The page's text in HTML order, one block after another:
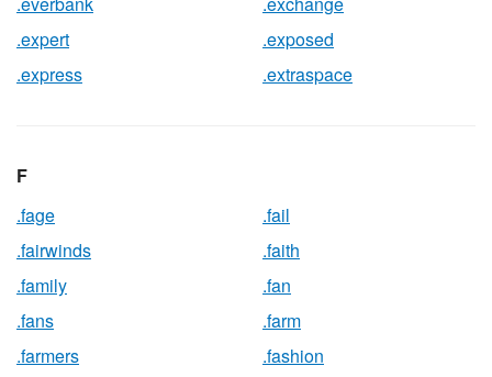
.expert
.exposed
.express
.extraspace
F
.fage
.fail
.fairwinds
.faith
.family
.fan
.fans
.farm
.farmers
.fashion